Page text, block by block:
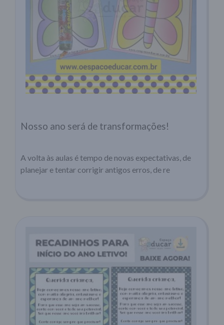
Nosso ano será de transformações!
A volta às aulas é tempo de novas expectativas, de
planejar e tentar corrigir antigos erros, de re